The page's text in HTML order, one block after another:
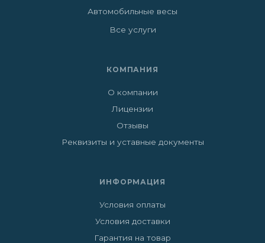
Автомобильные весы
Все услуги
КОМПАНИЯ
О компании
Лицензии
Отзывы
Реквизиты и уставные документы
ИНФОРМАЦИЯ
Условия оплаты
Условия доставки
Гарантия на товар